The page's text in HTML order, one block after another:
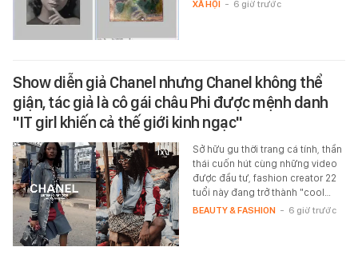
XÃ HỘI - 6 giờ trước
Show diễn giả Chanel nhưng Chanel không thể
giận, tác giả là cô gái châu Phi được mệnh danh
"IT girl khiến cả thế giới kinh ngạc"
Sở hữu gu thời trang cá tính, thần
thái cuốn hút cùng những video
được đầu tư, fashion creator 22
tuổi này đang trở thành "cool…
BEAUTY & FASHION - 6 giờ trước